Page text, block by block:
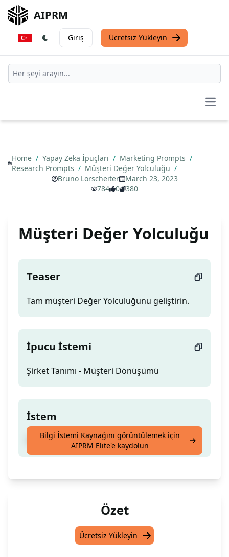
AIPRM
Giriş Ücretsiz Yükleyin
Home / Yapay Zeka İpuçları / Marketing Prompts /
Research Prompts / Müşteri Değer Yolculuğu /
Bruno Lorscheiter
March 23, 2023
784
0 380
Müşteri Değer Yolculuğu
Teaser
Tam müşteri Değer Yolculuğunu geliştirin.
İpucu İstemi
Şirket Tanımı - Müşteri Dönüşümü
İstem
Tam müşteri Değer Yolculuğunu geliştirin.
Bilgi İstemi Kaynağını görüntülemek için
AIPRM Elite'e kaydolun
Özet
Ücretsiz Yükleyin